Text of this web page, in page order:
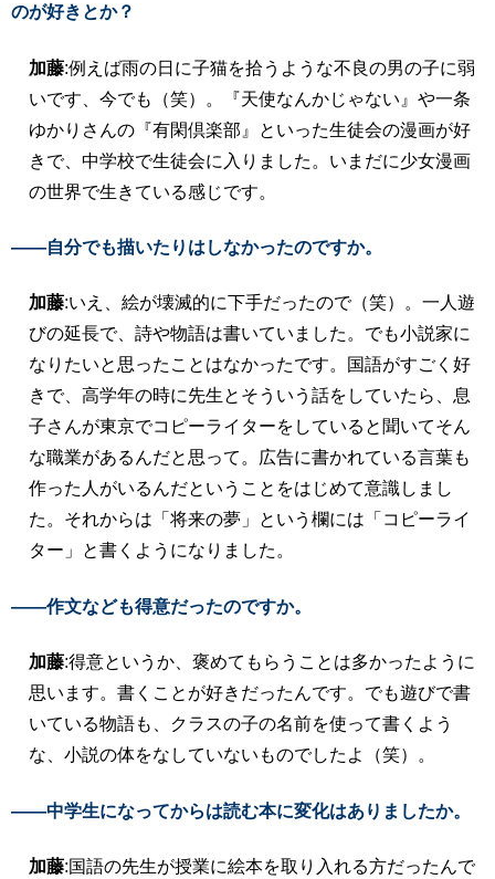
のが好きとか？
加藤:例えば雨の日に子猫を拾うような不良の男の子に弱
いです、今でも（笑）。『天使なんかじゃない』や一条
ゆかりさんの『有閑倶楽部』といった生徒会の漫画が好
きで、中学校で生徒会に入りました。いまだに少女漫画
の世界で生きている感じです。
――自分でも描いたりはしなかったのですか。
加藤:いえ、絵が壊滅的に下手だったので（笑）。一人遊
びの延長で、詩や物語は書いていました。でも小説家に
なりたいと思ったことはなかったです。国語がすごく好
きで、高学年の時に先生とそういう話をしていたら、息
子さんが東京でコピーライターをしていると聞いてそん
な職業があるんだと思って。広告に書かれている言葉も
作った人がいるんだということをはじめて意識しまし
た。それからは「将来の夢」という欄には「コピーライ
ター」と書くようになりました。
――作文なども得意だったのですか。
加藤:得意というか、褒めてもらうことは多かったように
思います。書くことが好きだったんです。でも遊びで書
いている物語も、クラスの子の名前を使って書くよう
な、小説の体をなしていないものでしたよ（笑）。
――中学生になってからは読む本に変化はありましたか。
加藤:国語の先生が授業に絵本を取り入れる方だったんで